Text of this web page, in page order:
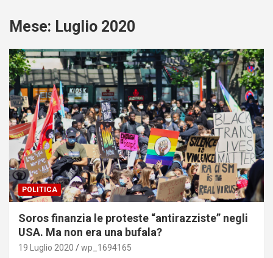
Mese: Luglio 2020
POLITICA
Soros finanzia le proteste “antirazziste” negli
USA. Ma non era una bufala?
19 Luglio 2020 wp_1694165